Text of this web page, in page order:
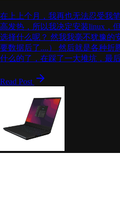
在上上个月，我再也无法忍受我
高发热，所以我决定安装linux，
选择什么呢？ 然我我毫不犹豫的
要数据后了....） 然后就是各种折
什么的了，在踩了一大堆坑，最
Read Post